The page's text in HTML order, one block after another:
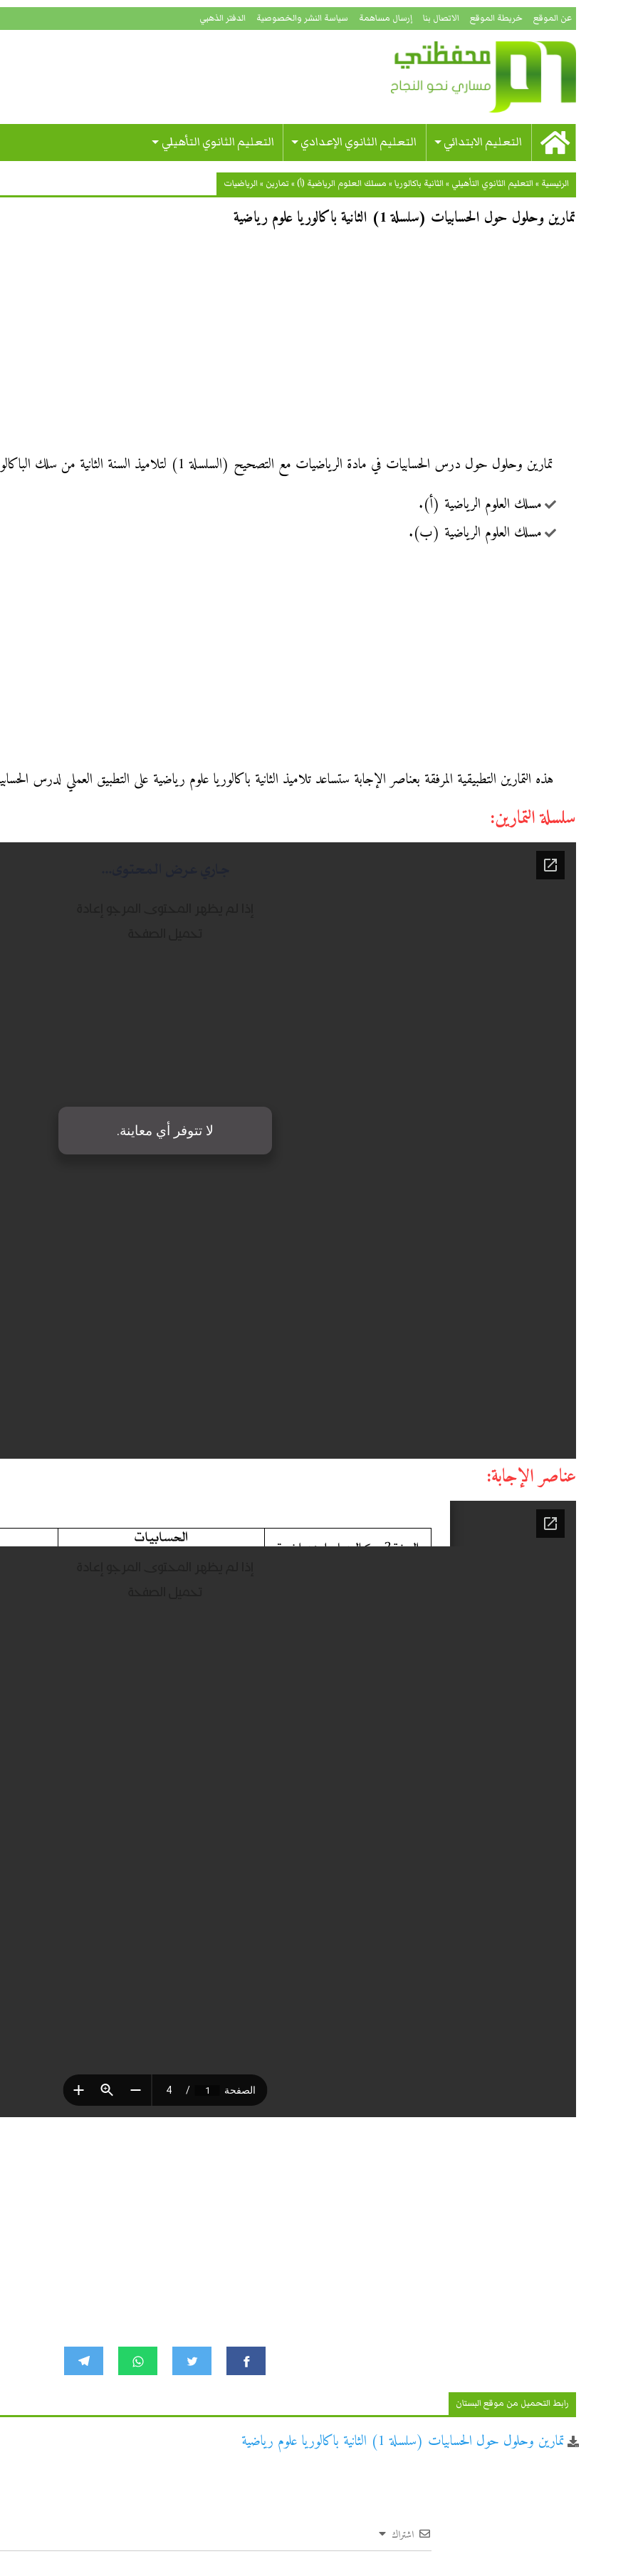
عن الموقع خريطة الموقع الاتصال بنا إرسال مساهمة سياسة النشر والخصوصية الدفتر الذهبي
التعليم الابتدائي التعليم الثانوي الإعدادي التعليم الثانوي التأهيلي
الرئيسية »التعليم الثانوي التأهيلي »الثانية باكالوريا» مسلك العلوم الرياضية (أ)» تمارين »الرياضيات
تمارين وحلول حول الحسابيات (سلسلة 1) الثانية باكالوريا علوم رياضية
تمارين وحلول حول درس الحسابيات في مادة الرياضيات مع التصحيح (السلسلة 1) لتلاميذ السنة الثانية من سلك الباكالوريا:
مسلك العلوم الرياضية (أ).
مسلك العلوم الرياضية (ب).
هذه التمارين التطبيقية المرفقة بعناصر الإجابة ستساعد تلاميذ الثانية باكالوريا علوم رياضية على التطبيق العملي لدرس
سلسلة التمارين:
عناصر الإجابة:
رابط التحميل من موقع البستان
تمارين وحلول حول الحسابيات (سلسلة 1) الثانية باكالوريا علوم رياضية
اشتراك